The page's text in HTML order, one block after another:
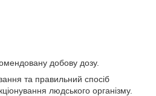
добову дозу.
та правильний спосіб
людського організму.